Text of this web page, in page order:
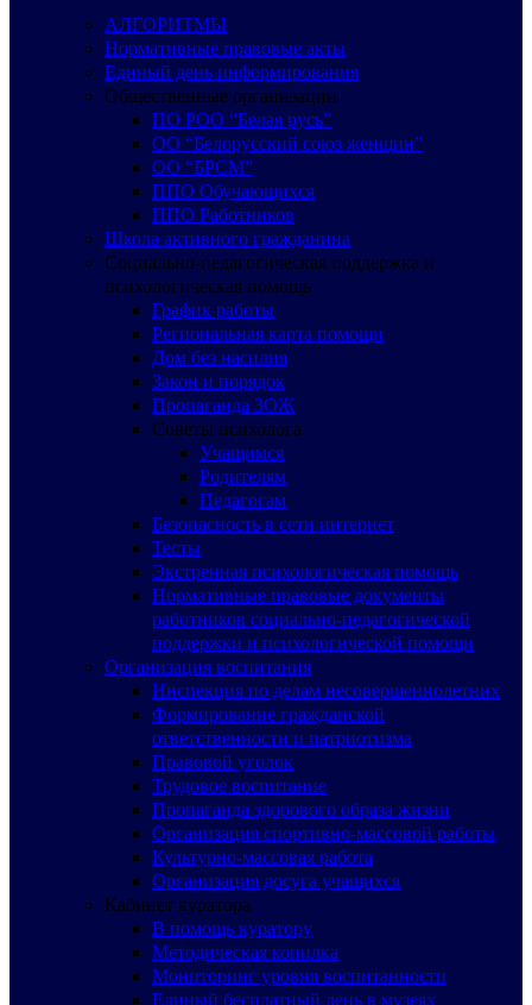
АЛГОРИТМЫ
Нормативные правовые акты
Единый день информирования
Общественные организации
ПО РОО “Белая русь”
ОО “Белорусский союз женщин”
ОО “БРСМ”
ППО Обучающихся
ППО Работников
Школа активного гражданина
Социально-педагогическая поддержка и
психологическая помощь
График работы
Региональная карта помощи
Дом без насилия
Закон и порядок
Пропаганда ЗОЖ
Советы психолога
Учащимся
Родителям
Педагогам
Безопасность в сети интернет
Тесты
Экстренная психологическая помощь
Нормативные правовые документы
работников социально-педагогической
поддержки и психологической помощи
Организация воспитания
Инспекция по делам несовершеннолетних
Формирование гражданской
ответственности и патриотизма
Правовой уголок
Трудовое воспитание
Пропаганда здорового образа жизни
Организация спортивно-массовой работы
Культурно-массовая работа
Организация досуга учащихся
Кабинет куратора
В помощь куратору
Методическая копилка
Мониторинг уровня воспитанности
Единый бесплатный день в музеях